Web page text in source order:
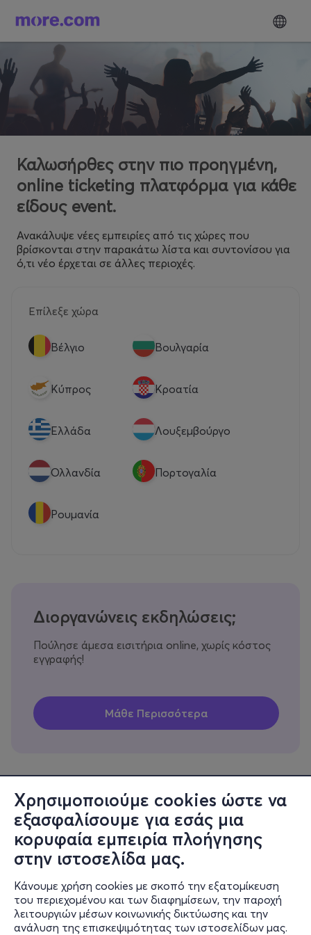
Χρησιμοποιούμε cookies ώστε να
εξασφαλίσουμε για εσάς μια
κορυφαία εμπειρία πλοήγησης
στην ιστοσελίδα μας.
Κάνουμε χρήση cookies με σκοπό την εξατομίκευση
του περιεχομένου και των διαφημίσεων, την παροχή
λειτουργιών μέσων κοινωνικής δικτύωσης και την
ανάλυση της επισκεψιμότητας των ιστοσελίδων μας.
Καλωσήρθες στην πιο προηγμένη,
online ticketing πλατφόρμα για κάθε
είδους event.
Ανακάλυψε νέες εμπειρίες από τις χώρες που
βρίσκονται στην παρακάτω λίστα και συντονίσου για
ό,τι νέο έρχεται σε άλλες περιοχές.
Επίλεξε χώρα
Βέλγιο Βουλγαρία
Κύπρος Κροατία
Eλλάδα Λουξεμβούργο
Ολλανδία Πορτογαλία
Ρουμανία
Διοργανώνεις εκδηλώσεις;
Πούλησε άμεσα εισιτήρια online, χωρίς κόστος
εγγραφής!
Πληροφορίες
Υποστήριξη
Stay Connected